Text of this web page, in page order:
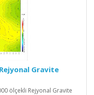
Gravite
ölçekli Rejyonal Gravite